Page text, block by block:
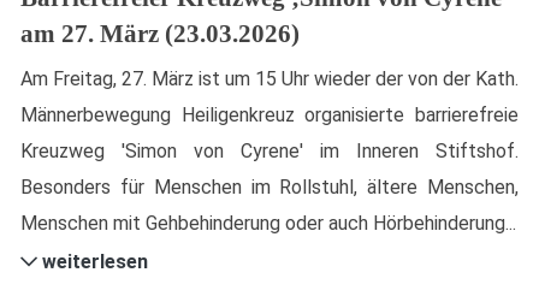
am 27. März (23.03.2026)
Am Freitag, 27. März ist um 15 Uhr wieder der von der Kath.
Männerbewegung Heiligenkreuz organisierte barrierefreie
Kreuzweg 'Simon von Cyrene' im Inneren Stiftshof.
Besonders für Menschen im Rollstuhl, ältere Menschen,
Menschen mit Gehbehinderung oder auch Hörbehinderung...
weiterlesen